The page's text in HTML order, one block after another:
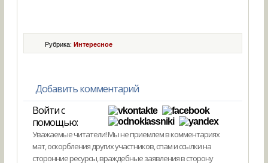
Рубрика:Интересное
Добавить комментарий
Войти с
помощью:
Уважаемые читатели! Мы не приемлем в комментариях
мат, оскорбления других участников, спам и ссылки на
сторонние ресурсы, враждебные заявления в сторону